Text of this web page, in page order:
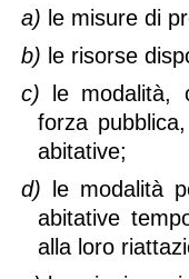
a) le misure di
b) le risorse
c)
le modalità,
forza
abitative;
d)
le modalità
abitative
alla loro